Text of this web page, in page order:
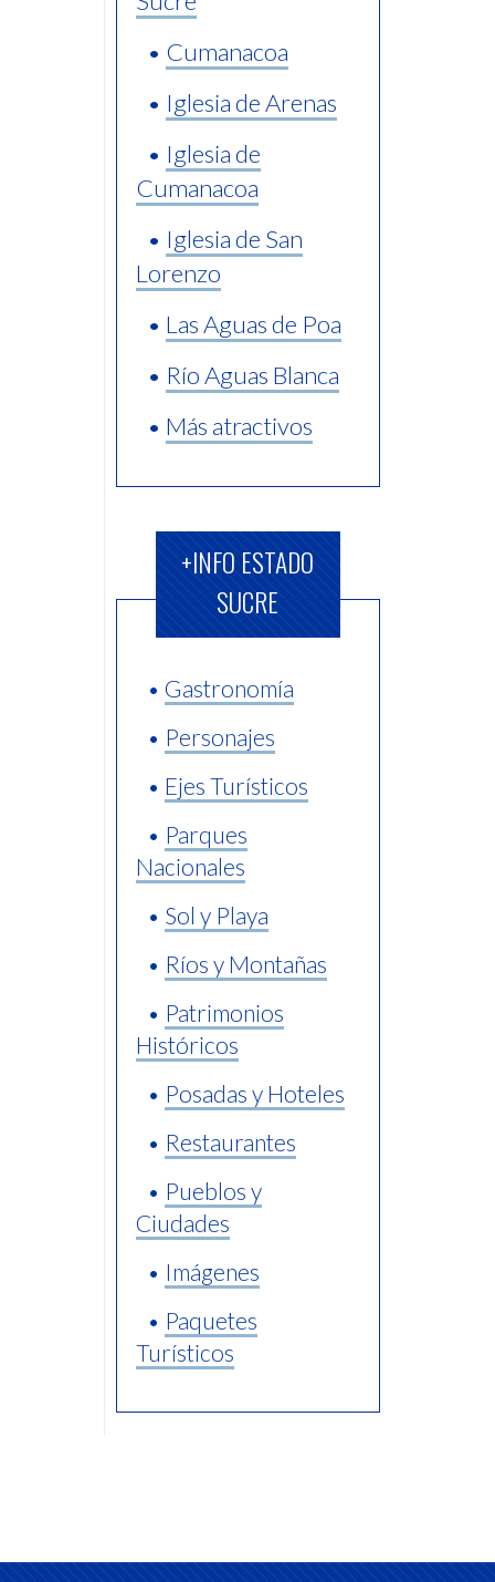
• Cumanacoa
• Iglesia de Arenas
• Iglesia de
Cumanacoa
• Iglesia de San
Lorenzo
• Las Aguas de Poa
• Río Aguas Blanca
• Más atractivos
+INFO ESTADO
SUCRE
• Gastronomía
• Personajes
• Ejes Turísticos
• Parques
Nacionales
• Sol y Playa
• Ríos y Montañas
• Patrimonios
Históricos
• Posadas y Hoteles
• Restaurantes
• Pueblos y
Ciudades
• Imágenes
• Paquetes
Turísticos